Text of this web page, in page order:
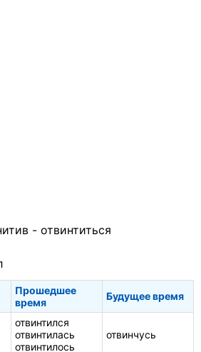
- отвинтиться
Прошедшее
время
Будущее время
отвинтился
отвинтилась
отвинтилось
отвинчусь